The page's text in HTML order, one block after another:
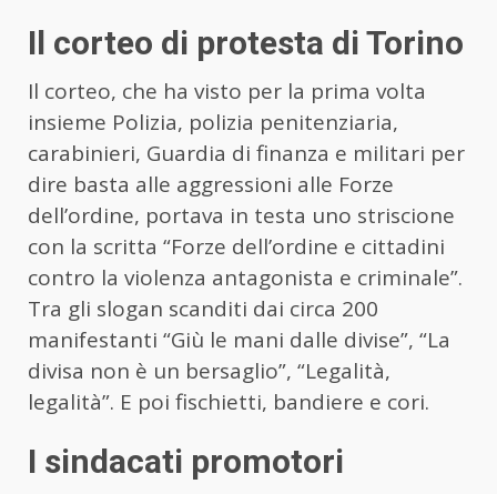
Il corteo di protesta di Torino
Il corteo, che ha visto per la prima volta
insieme Polizia, polizia penitenziaria,
carabinieri, Guardia di finanza e militari per
dire basta alle aggressioni alle Forze
dell’ordine, portava in testa uno striscione
con la scritta “Forze dell’ordine e cittadini
contro la violenza antagonista e criminale”.
Tra gli slogan scanditi dai circa 200
manifestanti “Giù le mani dalle divise”, “La
divisa non è un bersaglio”, “Legalità,
legalità”. E poi fischietti, bandiere e cori.
I sindacati promotori